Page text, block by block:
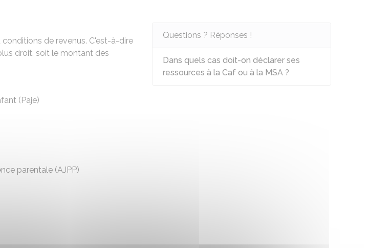
de revenus. C'est-à-dire
droit, soit le montant des
(Paje)
parentale (AJPP)
Questions ? Réponses !
Dans quels cas doit-on déclarer ses
ressources à la Caf ou à la MSA ?